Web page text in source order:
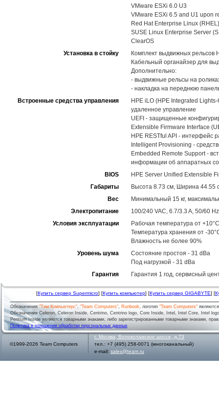
VMware ESXi 6.0 U3
VMware ESXi 6.5 and U1 upon
Red Hat Enterprise Linux
SUSE Linux Enterprise Server
ClearOS
Установка в стойку
Комплект выдвижных рельсов
Кабельный органайзер для
Дополнительно:
- выдвижные рельсы на
- накладка на переднюю
Встроенные средства управления
HPE iLO (HPE Integrated
удаленное управление
UEFI - защищенные
Extensible Firmware Interface
HPE RESTful API - интерфейс
Intelligent Provisioning -
Embedded Remote Support -
информации об аппаратных
BIOS
HPE Server Unified Extensible
Габариты
Высота 8.73 см, Ширина 44.55
Вес
Минимальный 15 кг,
Электропитание
100/240 VAC, 6.7/3.3 A, 50/60 Hz
Условия эксплуатации
Рабочая температура от
Температура хранения от -
Влажность не более 90%
Уровень шума
Состояние простоя - 31 dBa
Под нагрузкой - 31 dBa
Гарантия
Гарантия 1 год, сервисный
[Купить сервер Supermicro] [Купить компьютер] [Купить сервер GIGABYTE] [
Обозначения"Тим Компьютерс", "Team Computers", Runbook, логотип "Team Computers"
Обозначения Celeron, Celeron Inside, Centrino, Centrino logo, Core Inside, Intel, Intel Core, Intel
Pentium Inside являются товарными знаками, либо зарегистрированными товарными знаками,
Политика в отношении обработки персональных данных
©1999-2026 Team Computers
г. Москва
Волоколамское шоссе, д.73
тел.: +7 (495) 258-0071 (многоканальный)
e-mail: sales@team.ru